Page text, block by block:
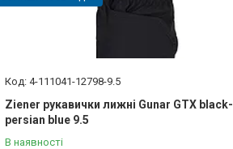
4-111041-12798-9.5
Ziener рукавички лижні Gunar GTX black-
persian blue 9.5
В наявності